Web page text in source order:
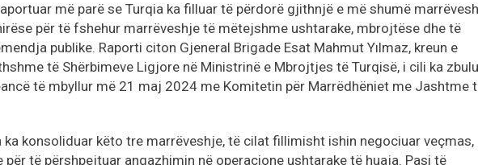
më parë se Turqia ka filluar të përdorë gjithnjë e më shumë
për të fshehur marrëveshje të mëtejshme ushtarake, mbrojtëse dhe të
publike. Raporti citon Gjeneral Brigade Esat Mahmut Yılmaz, kreun e
të Shërbimeve Ligjore në Ministrinë e Mbrojtjes të Turqisë, i cili ka
të mbyllur më 21 maj 2024 me Komitetin për Marrëdhëniet me Jashtme
ka konsoliduar këto tre marrëveshje, të cilat fillimisht ishin negociuar veçmas,
për të përshpejtuar angazhimin në operacione ushtarake të huaja. Pasi të